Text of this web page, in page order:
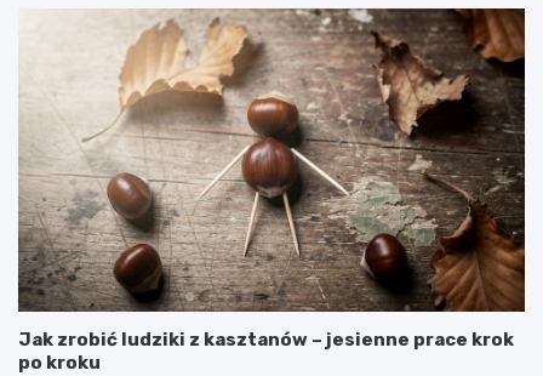
Jak zrobić ludziki z kasztanów – jesienne prace krok
po kroku